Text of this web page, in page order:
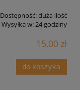
Dostępność:duża ilość
Wysyłka w:24 godziny
15,00 zł
do koszyka